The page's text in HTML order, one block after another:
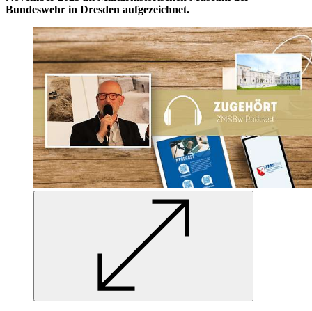
Bundeswehr in Dresden aufgezeichnet.